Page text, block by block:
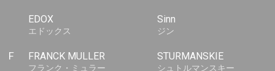
EDOX
エドックス
F FRANCK MULLER
フランク・ミュラー
Sinn
ジン
STURMANSKIE
シュトルマンスキー